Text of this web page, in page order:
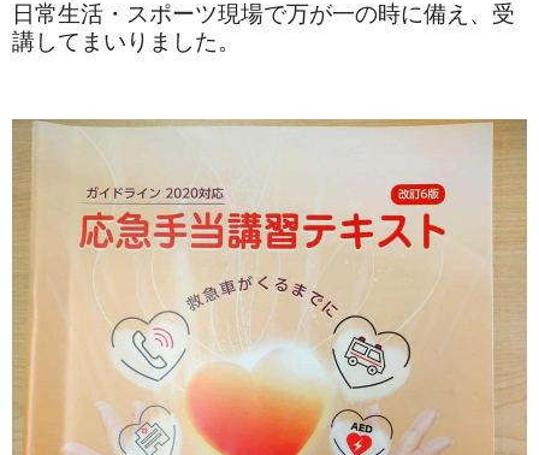
日常生活・スポーツ現場で万が一の時に備え、受
講してまいりました。